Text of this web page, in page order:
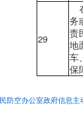
29
务
责
地
车
保
防空办公室政府信息